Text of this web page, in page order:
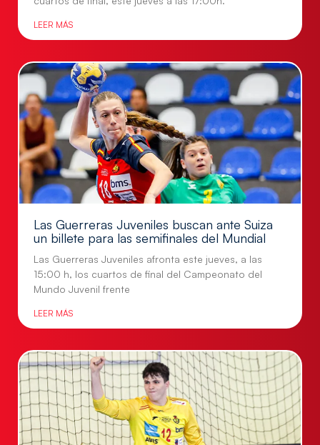
LEER MÁS
Las Guerreras Juveniles buscan ante Suiza
un billete para las semifinales del Mundial
Las Guerreras Juveniles afronta este jueves, a las
15:00 h, los cuartos de final del Campeonato del
Mundo Juvenil frente
LEER MÁS